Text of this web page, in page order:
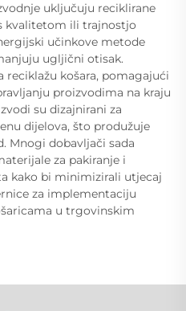
uključuju reciklirane
kvalitetom ili trajnostjo
učinkove metode
ugljični otisak.
reciklažu košara, pomagajući
proizvodima na kraju
su dizajnirani za
dijelova, što produžuje
Mnogi dobavljači sada
za pakiranje i
kako bi minimizirali utjecaj
za implementaciju
u trgovinskim